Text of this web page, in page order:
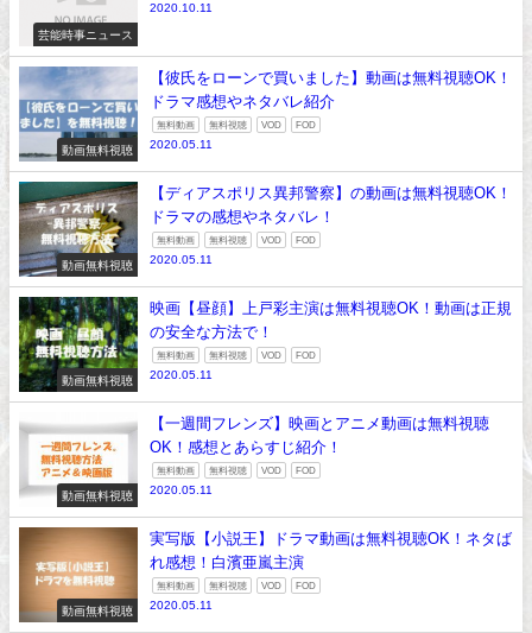
芸能時事ニュース
2020.10.11
動画無料視聴
【彼氏をローンで買いました】動画は無料視聴OK！
ドラマ感想やネタバレ紹介
無料動画 無料視聴 VOD FOD
2020.05.11
動画無料視聴
【ディアスポリス異邦警察】の動画は無料視聴OK！
ドラマの感想やネタバレ！
無料動画 無料視聴 VOD FOD
2020.05.11
動画無料視聴
映画【昼顔】上戸彩主演は無料視聴OK！動画は正規
の安全な方法で！
無料動画 無料視聴 VOD FOD
2020.05.11
動画無料視聴
【一週間フレンズ】映画とアニメ動画は無料視聴
OK！感想とあらすじ紹介！
無料動画 無料視聴 VOD FOD
2020.05.11
動画無料視聴
実写版【小説王】ドラマ動画は無料視聴OK！ネタば
れ感想！白濱亜嵐主演
無料動画 無料視聴 VOD FOD
2020.05.11